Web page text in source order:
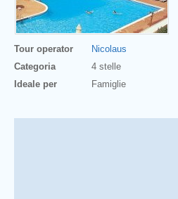
Tour operator
Nicolaus
Categoria
4 stelle
Ideale per
Famiglie